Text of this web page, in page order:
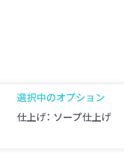
選択中のオプション
仕上げ： ソープ仕上げ